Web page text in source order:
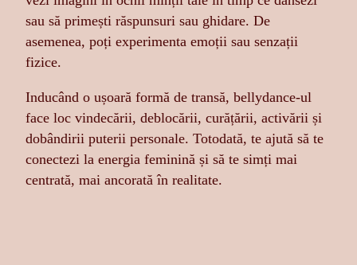
sau să primești răspunsuri sau ghidare. De
asemenea, poți experimenta emoții sau senzații
fizice.
Inducând o ușoară formă de transă, bellydance-ul
face loc vindecării, deblocării, curățării, activării și
dobândirii puterii personale. Totodată, te ajută să te
conectezi la energia feminină și să te simți mai
centrată, mai ancorată în realitate.